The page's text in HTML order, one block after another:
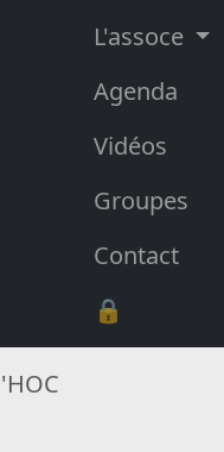
L'assoce
Agenda
Vidéos
Groupes
Contact
🔒